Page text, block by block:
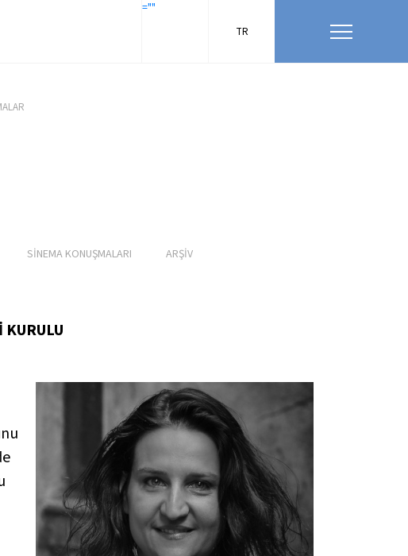
=""
TR
SİNEMA KONUŞMALARI ARŞİV